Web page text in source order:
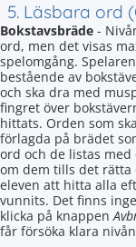
5. Läsbara ord
Bokstavsbräde -
ord, men det visas
spelomgång.
bestående av
och ska dra med
fingret över
hittats. Orden som
förlagda på brädet
ord och de listas med
om dem tills det
eleven att hitta alla
vunnits. Det finns
klicka på knappen
får försöka klara